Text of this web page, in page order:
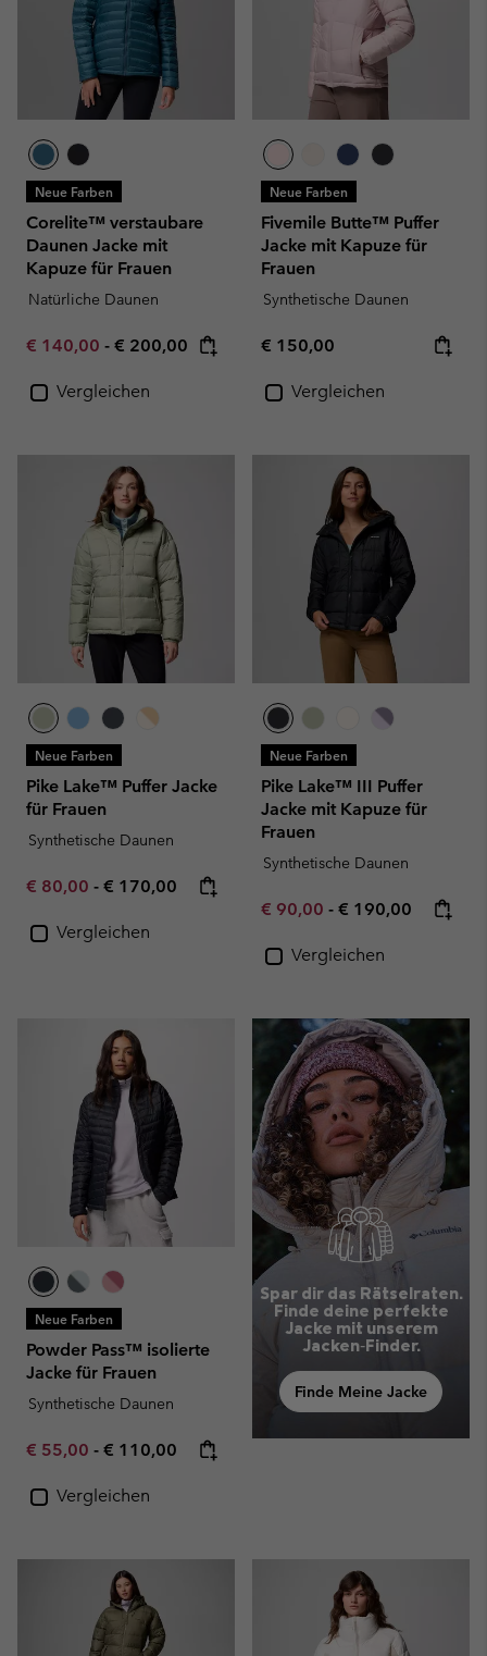
Neue Farben
Corelite™ verstaubare
Daunen Jacke mit
Kapuze für Frauen
Natürliche Daunen
Minimum sale price:
€ 140,00 - Maximum price:
€ 200,00
Vergleichen
Neue Farben
Fivemile Butte™ Puffer
Jacke mit Kapuze für
Frauen
Synthetische Daunen
Regular price:
€ 150,00
Vergleichen
Neue Farben
Pike Lake™ Puffer Jacke
für Frauen
Synthetische Daunen
Minimum sale price:
€ 80,00 - Maximum price:
€ 170,00
Vergleichen
Neue Farben
Pike Lake™ III Puffer
Jacke mit Kapuze für
Frauen
Synthetische Daunen
Minimum sale price:
€ 90,00 - Maximum price:
€ 190,00
Vergleichen
Neue Farben
Powder Pass™ isolierte
Jacke für Frauen
Synthetische Daunen
Minimum sale price:
€ 55,00 - Maximum price:
€ 110,00
Vergleichen
Spar dir das Rätselraten.
Finde deine perfekte
Jacke mit unserem
Jacken‑Finder.
Finde Meine Jacke